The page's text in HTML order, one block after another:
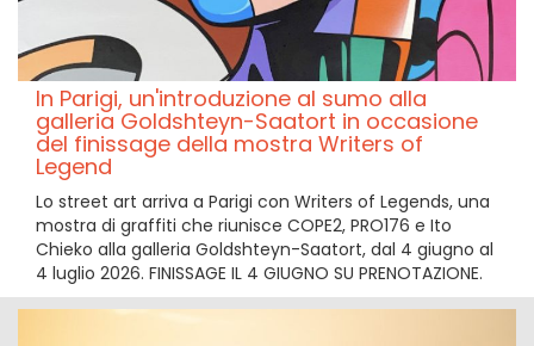
In Parigi, un'introduzione al sumo alla
galleria Goldshteyn-Saatort in occasione
del finissage della mostra Writers of
Legend
Lo street art arriva a Parigi con Writers of Legends, una
mostra di graffiti che riunisce COPE2, PRO176 e Ito
Chieko alla galleria Goldshteyn-Saatort, dal 4 giugno al
4 luglio 2026. FINISSAGE IL 4 GIUGNO SU PRENOTAZIONE.